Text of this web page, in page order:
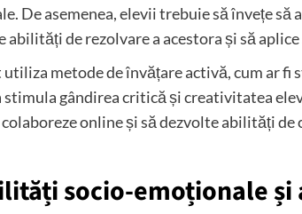
De asemenea, elevii trebuie să învețe să
abilități de rezolvare a acestora și să
metode de învățare activă, cum ar fi
gândirea critică și creativitatea
online și să dezvolte abilități
socio-emoționale